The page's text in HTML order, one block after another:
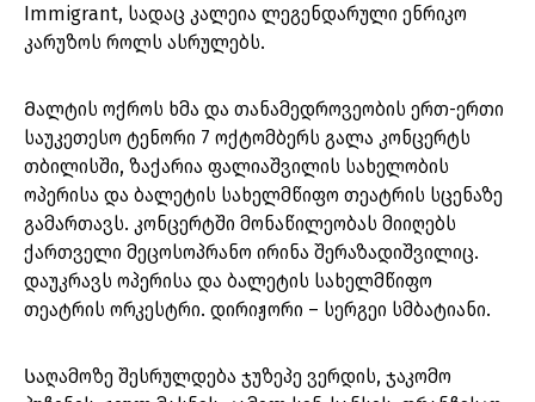
Immigrant, სადაც კალეია ლეგენდარული ენრიკო
კარუზოს როლს ასრულებს.
Მალტის ოქროს ხმა და თანამედროვეობის ერთ-ერთი
საუკეთესო ტენორი 7 ოქტომბერს გალა კონცერტს
თბილისში, ზაქარია ფალიაშვილის სახელობის
ოპერისა და ბალეტის სახელმწიფო თეატრის სცენაზე
გამართავს. კონცერტში მონაწილეობას მიიღებს
ქართველი მეცოსოპრანო ირინა შერაზადიშვილიც.
დაუკრავს ოპერისა და ბალეტის სახელმწიფო
თეატრის ორკესტრი. დირიჟორი – სერგეი სმბატიანი.
Საღამოზე შესრულდება ჯუზეპე ვერდის, ჯაკომო